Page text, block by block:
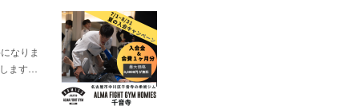
なりま
ます…